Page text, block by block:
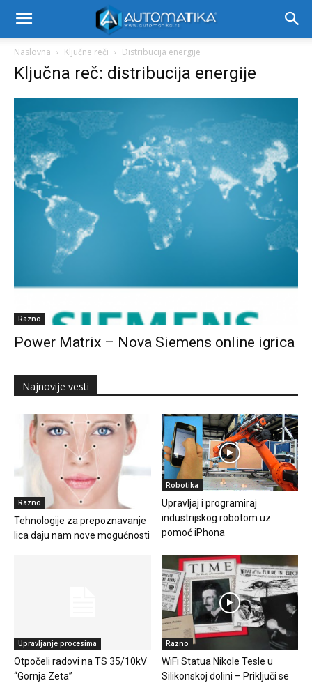
Naslovna Ključne reči Distribucija energije
Ključna reč: distribucija energije
Razno
Power Matrix – Nova Siemens online igrica
Najnovije vesti
Razno
Tehnologije za prepoznavanje
lica daju nam nove mogućnosti
Robotika
Upravljaj i programiraj
industrijskog robotom uz
pomoć iPhona
Upravljanje procesima
Otpočeli radovi na TS 35/10kV
“Gornja Zeta”
Razno
WiFi Statua Nikole Tesle u
Silikonskoj dolini – Priključi se